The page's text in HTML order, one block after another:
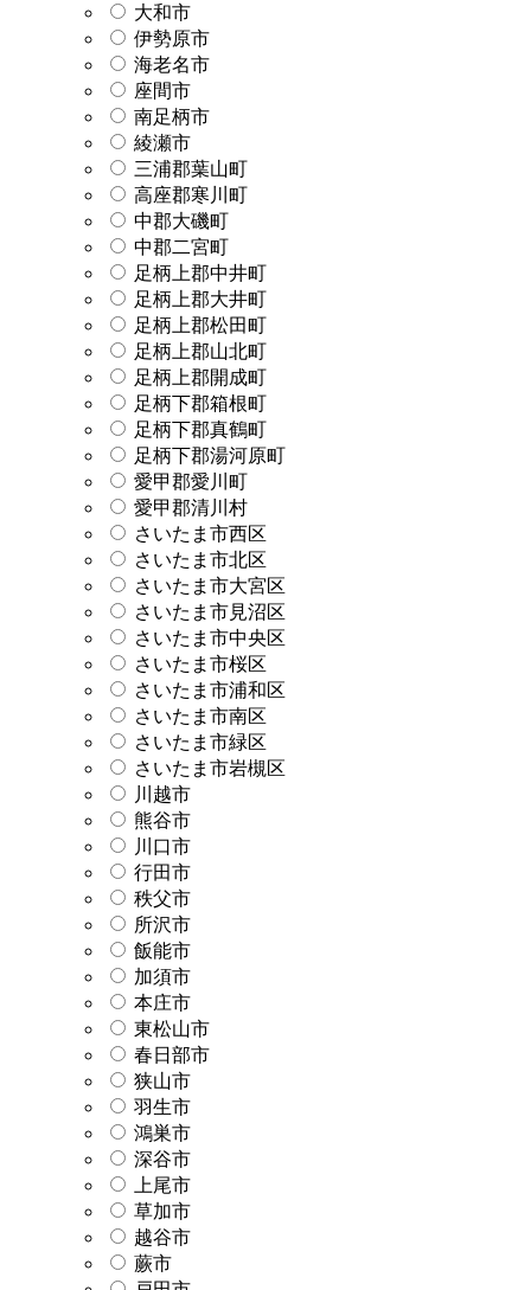
大和市
伊勢原市
海老名市
座間市
南足柄市
綾瀬市
三浦郡葉山町
高座郡寒川町
中郡大磯町
中郡二宮町
足柄上郡中井町
足柄上郡大井町
足柄上郡松田町
足柄上郡山北町
足柄上郡開成町
足柄下郡箱根町
足柄下郡真鶴町
足柄下郡湯河原町
愛甲郡愛川町
愛甲郡清川村
さいたま市西区
さいたま市北区
さいたま市大宮区
さいたま市見沼区
さいたま市中央区
さいたま市桜区
さいたま市浦和区
さいたま市南区
さいたま市緑区
さいたま市岩槻区
川越市
熊谷市
川口市
行田市
秩父市
所沢市
飯能市
加須市
本庄市
東松山市
春日部市
狭山市
羽生市
鴻巣市
深谷市
上尾市
草加市
越谷市
蕨市